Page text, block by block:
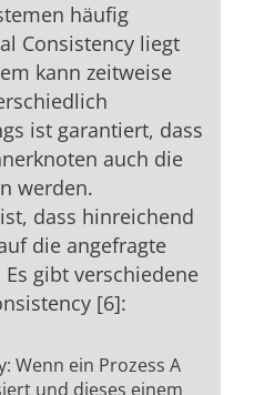
häufig
Consistency liegt
kann zeitweise
ist garantiert, dass
auch die
werden.
dass hinreichend
die angefragte
gibt verschiedene
[6]:
Wenn ein Prozess A
und dieses einem